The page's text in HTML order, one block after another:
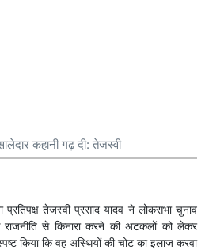
कहानी गढ़ दी: तेजस्वी
प्रतिपक्ष तेजस्वी प्रसाद यादव ने लोकसभा चुनाव
से किनारा करने की अटकलों को लेकर
किया कि वह अस्थियों की चोट का इलाज करवा